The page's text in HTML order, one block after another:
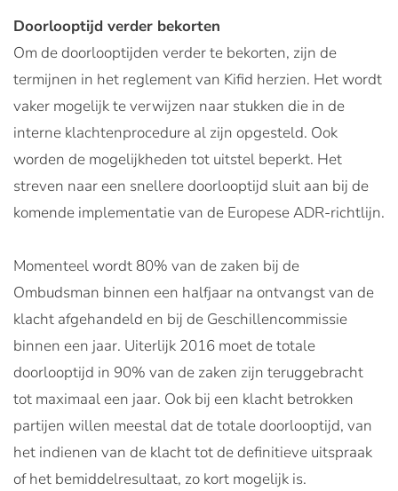
Doorlooptijd verder bekorten
Om de doorlooptijden verder te bekorten, zijn de
termijnen in het reglement van Kifid herzien. Het wordt
vaker mogelijk te verwijzen naar stukken die in de
interne klachtenprocedure al zijn opgesteld. Ook
worden de mogelijkheden tot uitstel beperkt. Het
streven naar een snellere doorlooptijd sluit aan bij de
komende implementatie van de Europese ADR-richtlijn.
Momenteel wordt 80% van de zaken bij de
Ombudsman binnen een halfjaar na ontvangst van de
klacht afgehandeld en bij de Geschillencommissie
binnen een jaar. Uiterlijk 2016 moet de totale
doorlooptijd in 90% van de zaken zijn teruggebracht
tot maximaal een jaar. Ook bij een klacht betrokken
partijen willen meestal dat de totale doorlooptijd, van
het indienen van de klacht tot de definitieve uitspraak
of het bemiddelresultaat, zo kort mogelijk is.